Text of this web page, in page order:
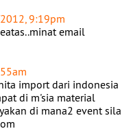
9:19pm
email
import dari indonesia
di m'sia material
di mana2 event sila